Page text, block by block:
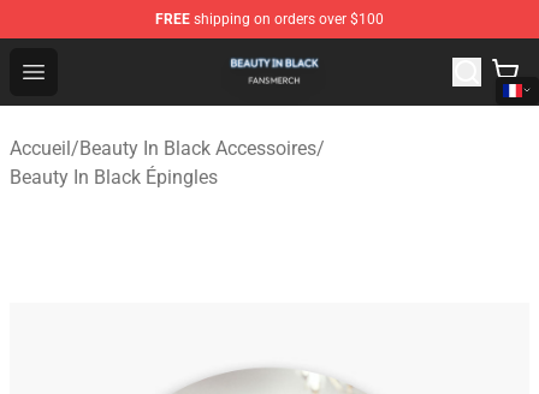
FREE shipping on orders over $100
Open menu
Beauty In Black Shop - Official Beauty In Black
Accueil/Beauty In Black Accessoires/
Beauty In Black Épingles